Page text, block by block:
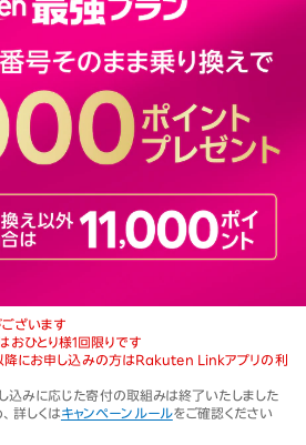
ざいます
おひとり様1回限りです
にお申し込みの方はRakuten Linkアプリの利
込みに応じた寄付の取組みは終了いたしました
詳しくはキャンペーンルールをご確認ください